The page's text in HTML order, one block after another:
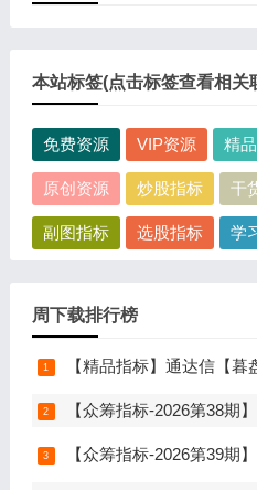
本站标签(点击标签查看相关
免费资源 VIP资源 精
原创资源 炒股指标 干
副图指标 选股指标 学
周下载排行榜
【精品指标】通达信【暮盘阴阳序】指标，副图排序，尾盘选股，
【众筹指标-2026第38期】通达信【分歧转多】指标，主图、副图
【众筹指标-2026第39期】通达信【山河星池】指标，主图、副图、